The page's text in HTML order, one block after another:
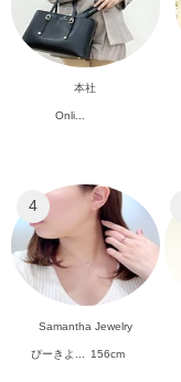
本社
Onli...
4
Samantha Jewelry
ぴーきよ... 156cm